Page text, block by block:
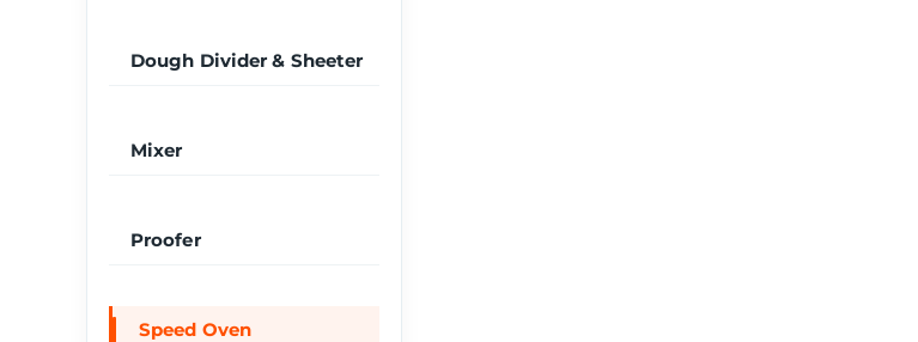
Dough Divider & Sheeter
Mixer
Proofer
Speed Oven